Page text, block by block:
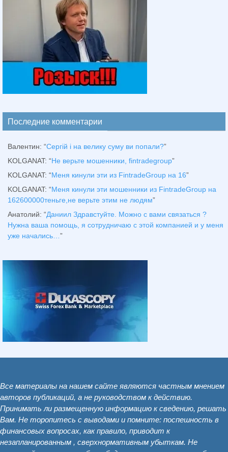
Последние комментарии
Валентин: “Сергій і на велику суму ви попали?”
KOLGANAT: “Не верьте мошенники, fintradegroup”
KOLGANAT: “Меня кинули эти из FintradeGroup на 16”
KOLGANAT: “Меня кинули эти мошенники из FintradeGroup на
162600000теньге,не верьте этим не людям”
Анатолий: “Даниил Здравстуйте. Можно с вами связаться ?
Нужна ваша помощь, я сотрудничаю с этой компанией и у меня
уже начались… ”
Все материалы на нашем сайте являются частным мнением
авторов публикаций, а не руководством к действию.
Принимать ли размещенную информацию к сведению, решать
Вам. Не торопитесь с выводами и помните: поспешность в
финансовых вопросах, как правило, приводит к
незапланированным , сверхнормативным убыткам. Не